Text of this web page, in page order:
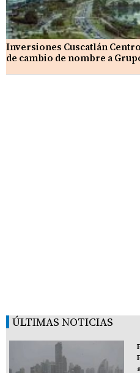
Inversiones Cuscatlán
de cambio de nombre a
ÚLTIMAS NOTICIAS